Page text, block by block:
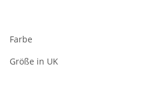
Farbe
Größe in UK